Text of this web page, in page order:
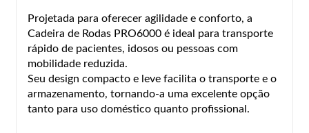
Projetada para oferecer agilidade e conforto, a
Cadeira de Rodas PRO6000 é ideal para transporte
rápido de pacientes, idosos ou pessoas com
mobilidade reduzida.
Seu design compacto e leve facilita o transporte e o
armazenamento, tornando-a uma excelente opção
tanto para uso doméstico quanto profissional.